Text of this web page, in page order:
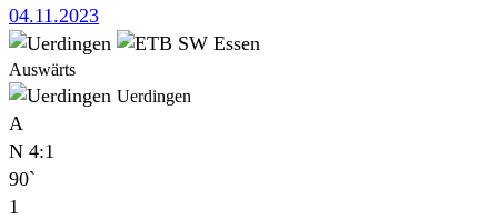
04.11.2023
Auswärts
Uerdingen
A
N 4:1
90`
1